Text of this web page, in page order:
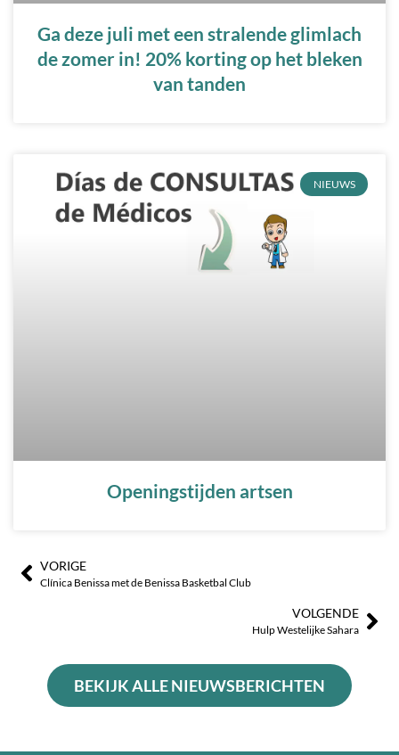
Ga deze juli met een stralende glimlach
de zomer in! 20% korting op het bleken
van tanden
NIEUWS
Openingstijden artsen
Prev
VORIGE
Clínica Benissa met de Benissa Basketbal Club
VOLGENDE
Hulp Westelijke Sahara
BEKIJK ALLE NIEUWSBERICHTEN